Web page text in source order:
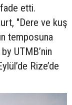
etti.
"Dere ve kuş
temposuna
UTMB’nin
Rize’de